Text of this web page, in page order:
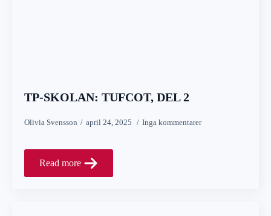
TP-SKOLAN: TUFCOT, DEL 2
Olivia Svensson april 24, 2025 Inga kommentarer
Read more